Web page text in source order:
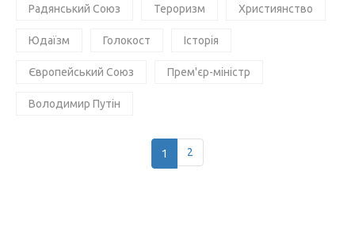
Радянський Союз Тероризм Християнство
Юдаїзм Голокост Історія
Європейський Союз Прем'єр-міністр
Володимир Путін
1 2